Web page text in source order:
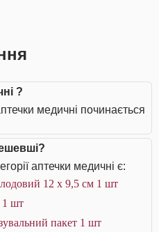
?
медичні починається
аптечки медичні є:
12 x 9,5 см 1 шт
1 шт
пакет 1 шт